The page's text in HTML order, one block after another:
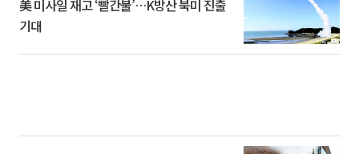
美 미사일 재고 ‘빨간불’…K방산 북미 진출
기대